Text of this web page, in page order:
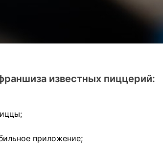
известных пиццерий:
приложение;